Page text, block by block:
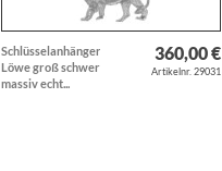
Schlüsselanhänger
Löwe groß schwer
massiv echt...
360,00 €
Artikelnr. 29031